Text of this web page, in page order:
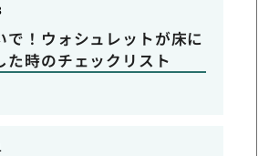
で！ウォシュレットが床に
た時のチェックリスト